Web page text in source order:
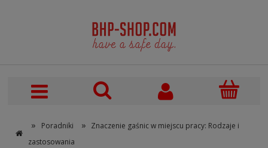
» Poradniki » Znaczenie gaśnic w miejscu pracy: Rodzaje i
zastosowania